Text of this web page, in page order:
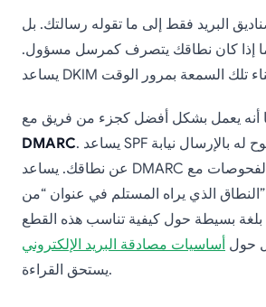
البريد فقط إلى ما تقوله رسالتك. بل
إذا كان نطاقك يتصرف كمرسل مسؤول.
DMARC. يساعد SPF في تحديد من المسموح له بالإرسال نيابة
عن نطاقك. يساعد DMARC في مواءمة تلك الفحوصات مع
النطاق الذي يراه المستلم في عنوان “من” (From). إذا كنت
بلغة بسيطة حول كيفية تناسب هذه القطع
حول أساسيات مصادقة البريد الإلكتروني
يستحق القراءة.